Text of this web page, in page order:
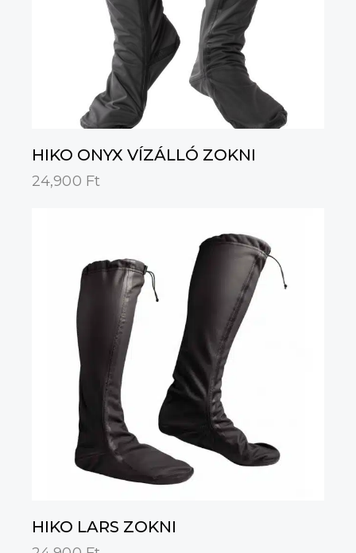
HIKO ONYX VÍZÁLLÓ ZOKNI
24,900 Ft
HIKO LARS ZOKNI